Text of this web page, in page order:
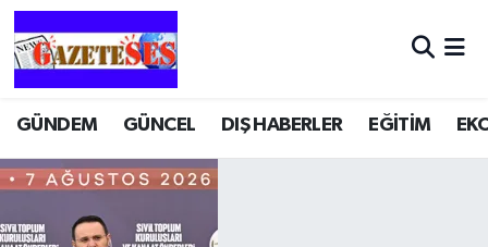
GÜNDEM GÜNCEL DIŞ HABERLER EĞİTİM